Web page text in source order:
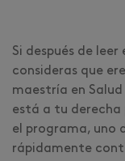
Si después de
consideras que
maestría en
está a tu derecha
el programa, uno
rápidamente